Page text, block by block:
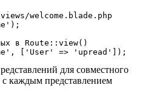
welcome.blade.php
в Route::view()
для совместного
каждым представлением